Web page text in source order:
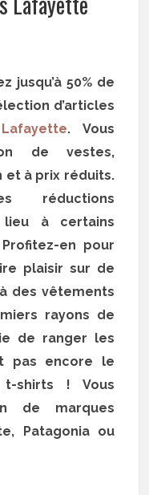
jusqu’à 50% de
d’articles
. Vous
de vestes,
et à prix réduits.
lieu à certains
en pour
plaisir sur de
des vêtements
rayons de
de ranger les
pas encore le
shirts ! Vous
de marques
Patagonia ou